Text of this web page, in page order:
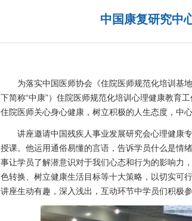
中国康复研究中
为落实中国医师协会《住院医师规范化培训基
下简称“中康”）住院医师规范化培训心理健康教育
住院医师关心身心健康，树立积极的人生态度，中
讲座邀请中国残疾人事业发展研究会心理健康
授课。他运用通俗易懂的言语，告诉学员什么是情
事让学员了解潜意识对于我们心态和行为的影响力
色转换、树立健康生活目标等十大策略，以切实可
讲座生动有趣，深入浅出，互动环节中学员们积极